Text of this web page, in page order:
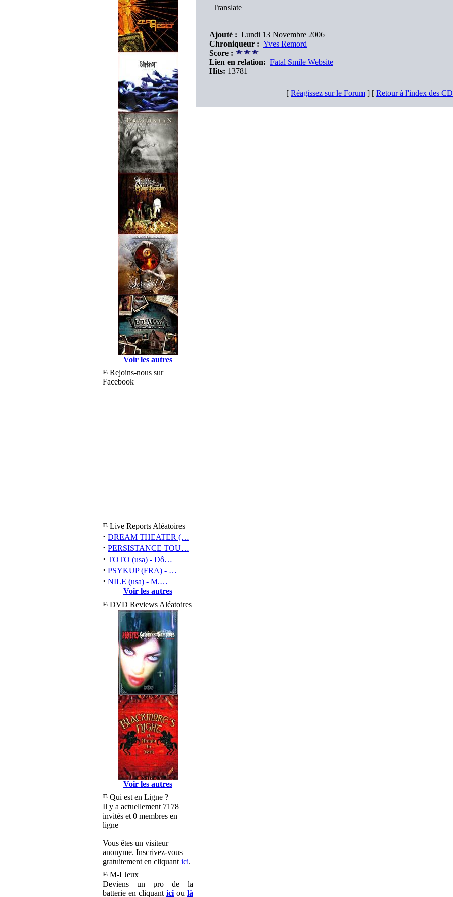
Voir les autres
Rejoins-nous sur
Facebook
Live Reports Aléatoires
· DREAM THEATER (…
· PERSISTANCE TOU…
· TOTO (usa) - Dô…
· PSYKUP (FRA) - …
· NILE (usa) - M.…
Voir les autres
DVD Reviews Aléatoires
Voir les autres
Qui est en Ligne ?
Il y a actuellement 7178
invités et 0 membres en
ligne
Vous êtes un visiteur
anonyme. Inscrivez-vous
gratuitement en cliquant ici.
M-I Jeux
Deviens un pro de la
batterie en cliquant ici ou là
| Translate
Ajouté : Lundi 13 Novembre 2006
Chroniqueur : Yves Remord
Score :
Lien en relation: Fatal Smile Website
Hits: 13781
[ Réagissez sur le Forum ] [ Retour à l'index des